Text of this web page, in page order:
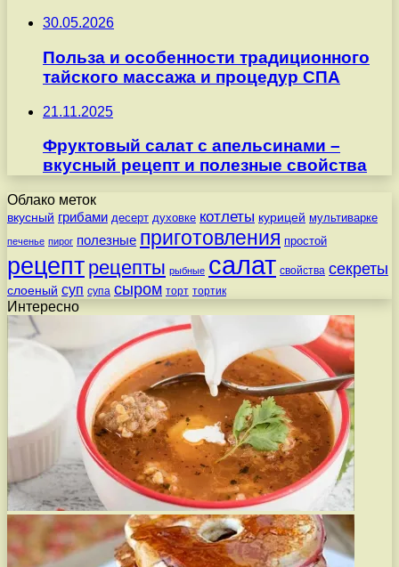
30.05.2026
Польза и особенности традиционного
тайского массажа и процедур СПА
21.11.2025
Фруктовый салат с апельсинами –
вкусный рецепт и полезные свойства
Облако меток
вкусный грибами десерт духовке котлеты курицей мультиварке
печенье пирог полезные приготовления простой
рецепт рецепты рыбные салат свойства секреты
слоеный суп супа сыром торт тортик
Интересно